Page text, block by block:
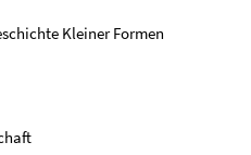
Kleiner Formen